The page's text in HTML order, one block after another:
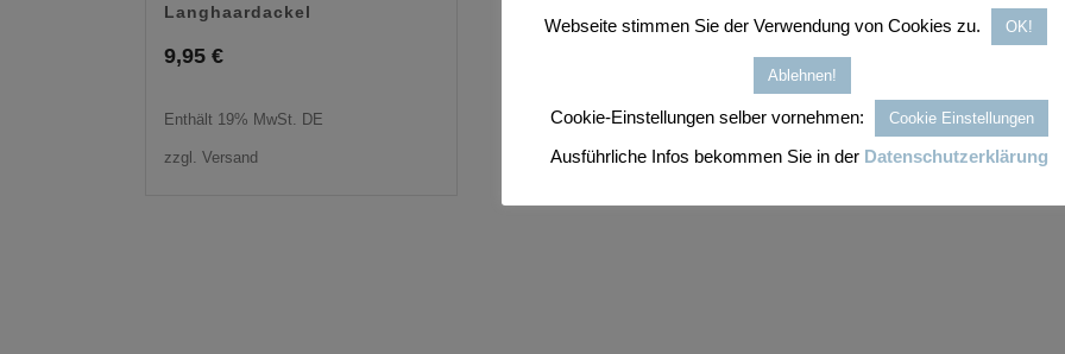
Langhaardackel
9,95 €
Enthält 19% MwSt. DE
zzgl. Versand
Webseite stimmen Sie der Verwendung von Cookies zu. OK!
Ablehnen!
Cookie-Einstellungen selber vornehmen: Cookie Einstellungen
Ausführliche Infos bekommen Sie in der Datenschutzerklärung